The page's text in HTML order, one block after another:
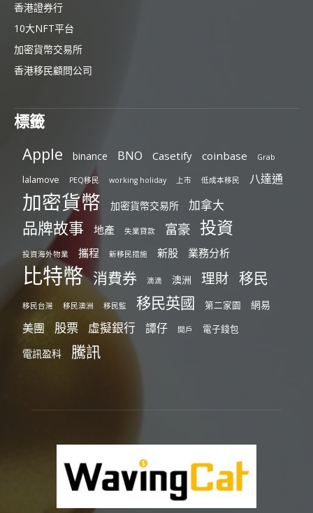
香港證券行
10大NFT平台
加密貨幣交易所
香港移民顧問公司
標籤
Apple binance BNO Casetify coinbase Grab
lalamove PEQ移民 working holiday 上市 低成本移民 八達通
加密貨幣 加密貨幣交易所 加拿大
品牌故事 地產 失業貸款 富豪 投資
投資海外物業 攜程 新移民措施 新股 業務分析
比特幣 消費券 滴滴 澳洲 理財 移民
移民台灣 移民澳洲 移民監 移民英國 第二家園 網易
美團 股票 虛擬銀行 譚仔 開戶 電子錢包
電訊盈科 騰訊